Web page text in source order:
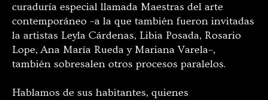
curaduría especial llamada Maestras del arte
contemporáneo –a la que también fueron invitadas
la artistas Leyla Cárdenas, Libia Posada, Rosario
Lope, Ana María Rueda y Mariana Varela–,
también sobresalen otros procesos paralelos.
Hablamos de sus habitantes, quienes